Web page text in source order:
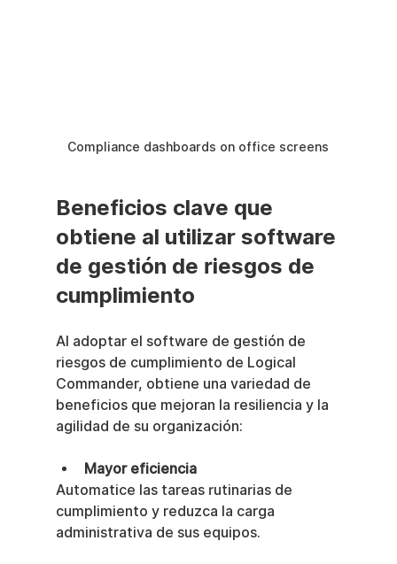
Compliance dashboards on office screens
Beneficios clave que
obtiene al utilizar software
de gestión de riesgos de
cumplimiento
Al adoptar el software de gestión de
riesgos de cumplimiento de Logical
Commander, obtiene una variedad de
beneficios que mejoran la resiliencia y la
agilidad de su organización:
Mayor eficiencia
Automatice las tareas rutinarias de
cumplimiento y reduzca la carga
administrativa de sus equipos.